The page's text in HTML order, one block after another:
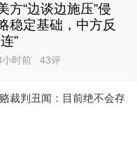
方“边谈边施压”侵
稳定基础，中方反
”
小时前 43评
术9个月后确诊乳
判丑闻：目前绝不会存在